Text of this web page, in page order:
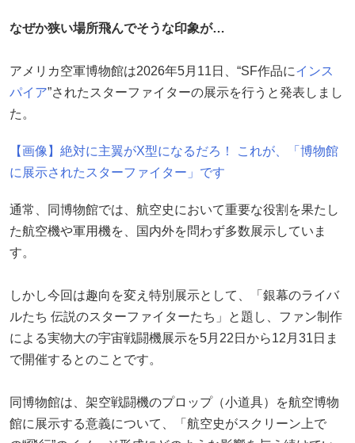
なぜか狭い場所飛んでそうな印象が…
アメリカ空軍博物館は2026年5月11日、“SF作品にインス
パイア”されたスターファイターの展示を行うと発表しまし
た。
【画像】絶対に主翼がX型になるだろ！ これが、「博物館
に展示されたスターファイター」です
通常、同博物館では、航空史において重要な役割を果たし
た航空機や軍用機を、国内外を問わず多数展示していま
す。
しかし今回は趣向を変え特別展示として、「銀幕のライバ
ルたち 伝説のスターファイターたち」と題し、ファン制作
による実物大の宇宙戦闘機展示を5月22日から12月31日ま
で開催するとのことです。
同博物館は、架空戦闘機のプロップ（小道具）を航空博物
館に展示する意義について、「航空史がスクリーン上で